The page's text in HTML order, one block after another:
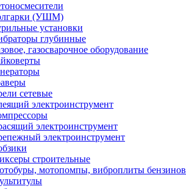
(УШМ)
установки
глубинные
газосварочное оборудование
сетевые
электроинструмент
электроинструмент
электроинструмент
строительные
мотопомпы, виброплиты